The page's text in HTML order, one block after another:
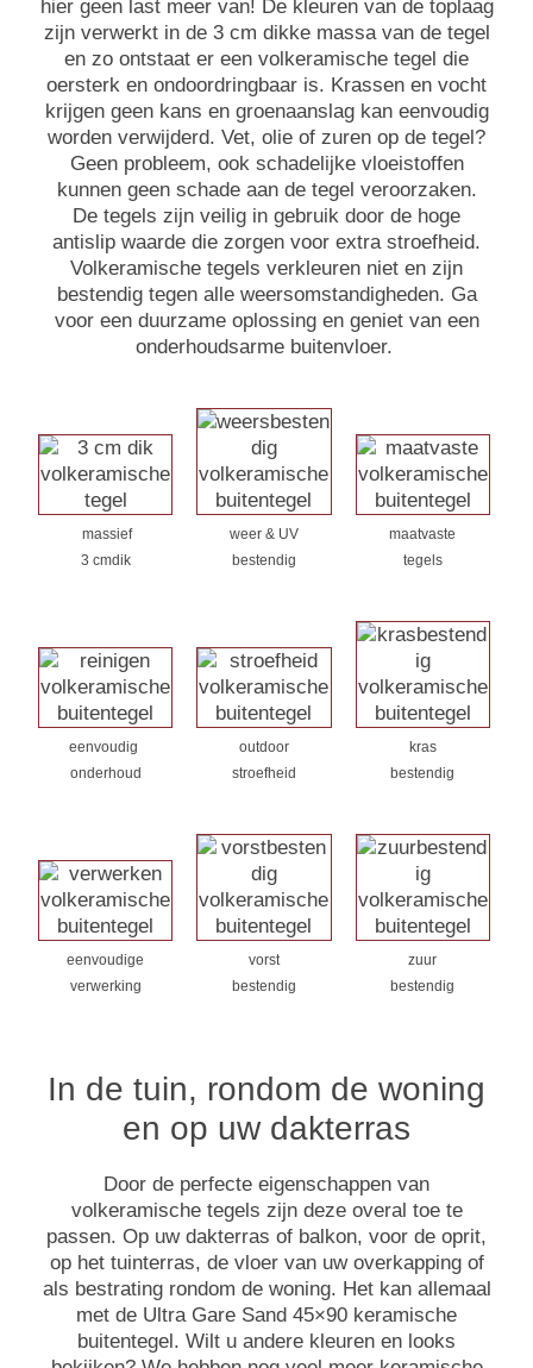
hier geen last meer van! De kleuren van de toplaag
zijn verwerkt in de 3 cm dikke massa van de tegel
en zo ontstaat er een volkeramische tegel die
oersterk en ondoordringbaar is. Krassen en vocht
krijgen geen kans en groenaanslag kan eenvoudig
worden verwijderd. Vet, olie of zuren op de tegel?
Geen probleem, ook schadelijke vloeistoffen
kunnen geen schade aan de tegel veroorzaken.
De tegels zijn veilig in gebruik door de hoge
antislip waarde die zorgen voor extra stroefheid.
Volkeramische tegels verkleuren niet en zijn
bestendig tegen alle weersomstandigheden. Ga
voor een duurzame oplossing en geniet van een
onderhoudsarme buitenvloer.
massief
3 cmdik
weer & UV
bestendig
maatvaste
tegels
eenvoudig
onderhoud
outdoor
stroefheid
kras
bestendig
eenvoudige
verwerking
vorst
bestendig
zuur
bestendig
In de tuin, rondom de woning
en op uw dakterras
Door de perfecte eigenschappen van
volkeramische tegels zijn deze overal toe te
passen. Op uw dakterras of balkon, voor de oprit,
op het tuinterras, de vloer van uw overkapping of
als bestrating rondom de woning. Het kan allemaal
met de Ultra Gare Sand 45×90 keramische
buitentegel. Wilt u andere kleuren en looks